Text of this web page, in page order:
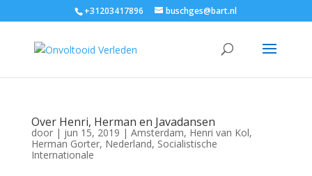
+31203417896 buschges@bart.nl
Over Henri, Herman en Javadansen
door | jun 15, 2019 | Amsterdam, Henri van Kol,
Herman Gorter, Nederland, Socialistische
Internationale